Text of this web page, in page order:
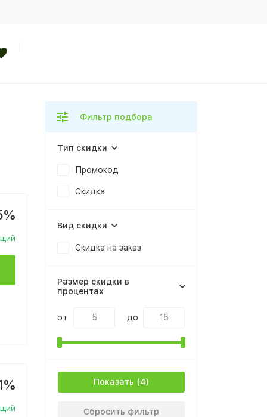
Фильтр подбора
Тип скидки
Промокод
Скидка
Вид скидки
Скидка на заказ
Размер скидки в
процентах
от до
Показать
Сбросить фильтр